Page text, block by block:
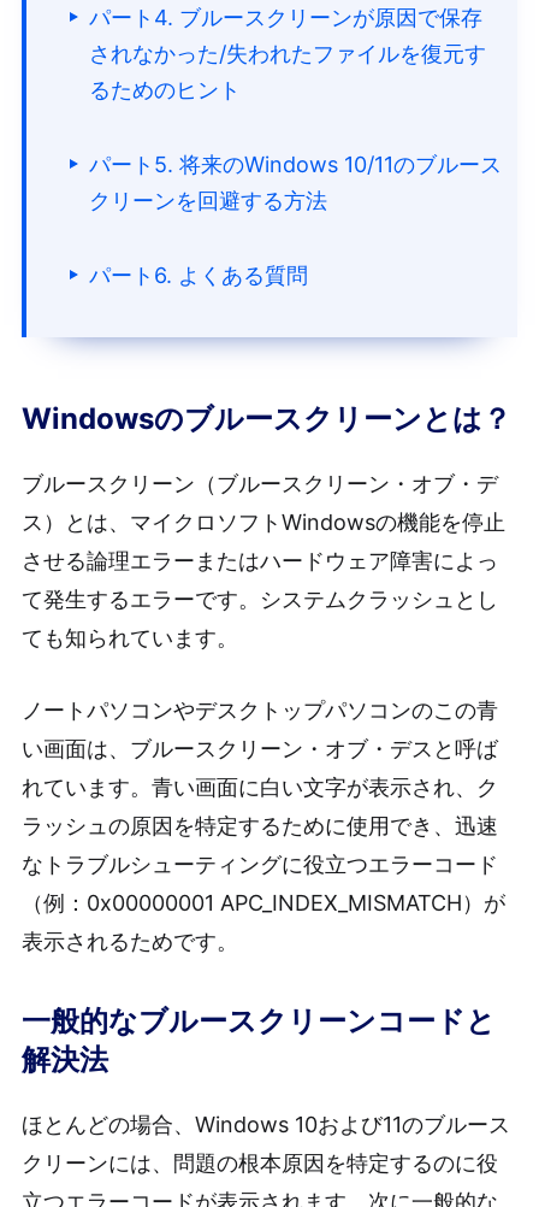
パート4. ブルースクリーンが原因で保存
されなかった/失われたファイルを復元す
るためのヒント
パート5. 将来のWindows 10/11のブルース
クリーンを回避する方法
パート6. よくある質問
Windowsのブルースクリーンとは？
ブルースクリーン（ブルースクリーン・オブ・デ
ス）とは、マイクロソフトWindowsの機能を停止
させる論理エラーまたはハードウェア障害によっ
て発生するエラーです。システムクラッシュとし
ても知られています。
ノートパソコンやデスクトップパソコンのこの青
い画面は、ブルースクリーン・オブ・デスと呼ば
れています。青い画面に白い文字が表示され、ク
ラッシュの原因を特定するために使用でき、迅速
なトラブルシューティングに役立つエラーコード
（例：0x00000001 APC_INDEX_MISMATCH）が
表示されるためです。
一般的なブルースクリーンコードと
解決法
ほとんどの場合、Windows 10および11のブルース
クリーンには、問題の根本原因を特定するのに役